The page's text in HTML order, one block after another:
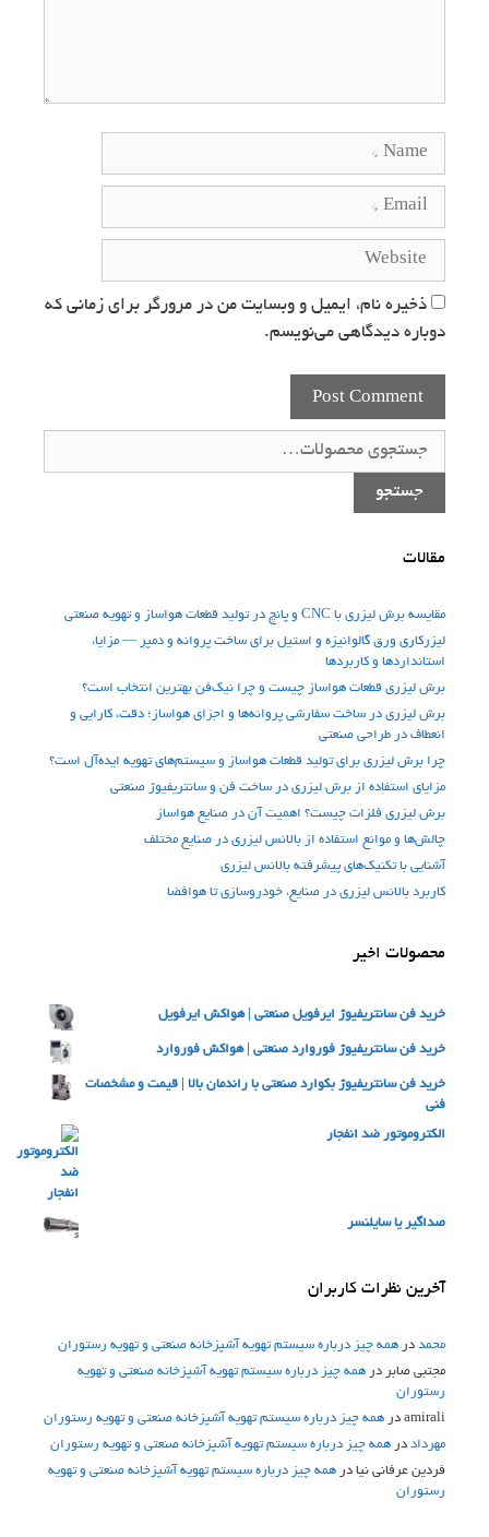
ذخیره نام، ایمیل و وبسایت من در مرورگر برای زمانی که
دوباره دیدگاهی می‌نویسم.
برای:
جستجو
مقالات
مقایسه برش لیزری با CNC و پانچ در تولید قطعات هواساز و تهویه صنعتی
لیزرکاری ورق گالوانیزه و استیل برای ساخت پروانه و دمپر — مزایا،
استانداردها و کاربردها
برش لیزری قطعات هواساز چیست و چرا نیک‌فن بهترین انتخاب است؟
برش لیزری در ساخت سفارشی پروانه‌ها و اجزای هواساز؛ دقت، کارایی و
انعطاف در طراحی صنعتی
چرا برش لیزری برای تولید قطعات هواساز و سیستم‌های تهویه ایده‌آل است؟
مزایای استفاده از برش لیزری در ساخت فن‌ و سانتریفیوژ صنعتی
برش لیزری فلزات چیست؟ اهمیت آن در صنایع هواساز
چالش‌ها و موانع استفاده از بالانس لیزری در صنایع مختلف
آشنایی با تکنیک‌های پیشرفته بالانس لیزری
کاربرد بالانس لیزری در صنایع، خودروسازی تا هوافضا
محصولات اخیر
خرید فن سانتریفیوژ ایرفویل صنعتی | هواکش ایرفویل
خرید فن سانتریفیوژ فوروارد صنعتی | هواکش فوروارد
خرید فن سانتریفیوژ بکوارد صنعتی با راندمان بالا | قیمت و مشخصات
فنی
الکتروموتور ضد انفجار
صداگیر یا سایلنسر
آخرین نظرات کاربران
محمد در همه چیز درباره سیستم تهویه آشپزخانه صنعتی و تهویه رستوران
مجتبی صابر در همه چیز درباره سیستم تهویه آشپزخانه صنعتی و تهویه
رستوران
amirali در همه چیز درباره سیستم تهویه آشپزخانه صنعتی و تهویه رستوران
مهرداد در همه چیز درباره سیستم تهویه آشپزخانه صنعتی و تهویه رستوران
فردین عرفانی نیا در همه چیز درباره سیستم تهویه آشپزخانه صنعتی و تهویه
رستوران